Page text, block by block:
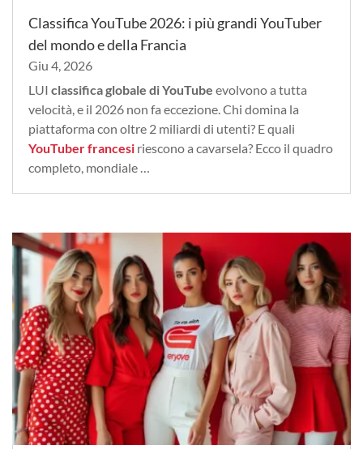
Classifica YouTube 2026: i più grandi YouTuber
del mondo e della Francia
Giu 4, 2026
LUI classifica globale di YouTube evolvono a tutta
velocità, e il 2026 non fa eccezione. Chi domina la
piattaforma con oltre 2 miliardi di utenti? E quali
YouTuber francesi riescono a cavarsela? Ecco il quadro
completo, mondiale …